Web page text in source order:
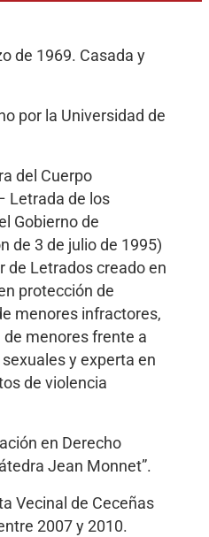
de 1969. Casada y
por la Universidad de
del Cuerpo
Letrada de los
Gobierno de
de 3 de julio de 1995)
de Letrados creado en
protección de
menores infractores,
menores frente a
y experta en
de violencia
en Derecho
Jean Monnet”.
Vecinal de Ceceñas
2007 y 2010.